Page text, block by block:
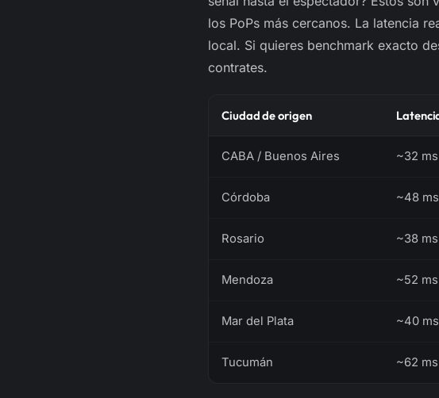
los PoPs más cercanos. La latencia
local. Si quieres benchmark exacto
contrates.
Ciudad de origen
CABA / Buenos Aires ~32 ms
Córdoba ~48 ms
Rosario ~38 ms
Mendoza ~52 ms
Mar del Plata ~40 ms
Tucumán ~62 ms